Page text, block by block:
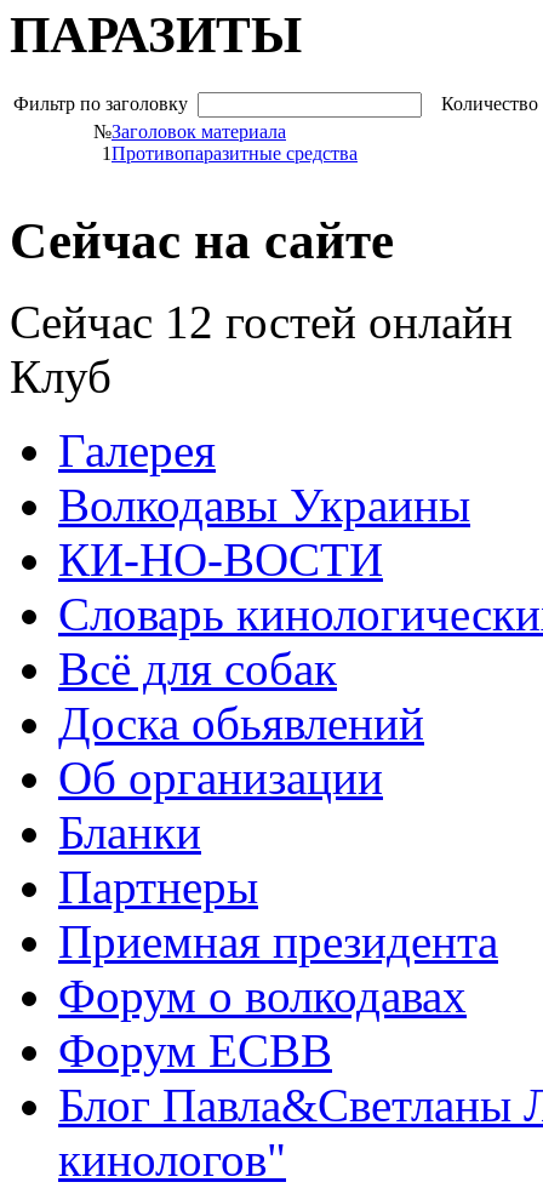
ПАРАЗИТЫ
Фильтр по заголовку
№Заголовок материала
1Противопаразитные средства
Сейчас на сайте
Сейчас 12 гостей онлайн
Клуб
Галерея
Волкодавы Украины
КИ-НО-ВОСТИ
Словарь
Всё для собак
Доска обьявлений
Об организации
Бланки
Партнеры
Приемная президента
Форум о волкодавах
Форум ЕСВВ
Блог Павла&Светланы
кинологов"